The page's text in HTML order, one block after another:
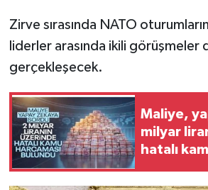
Zirve sırasında NATO
liderler arasında ikili görüşmeler
gerçekleşecek.
Maliye,
milyar
hatalı